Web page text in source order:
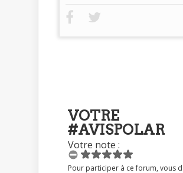
VOTRE
#AVISPOLAR
Votre note :
Pour participer à ce forum, vous devez